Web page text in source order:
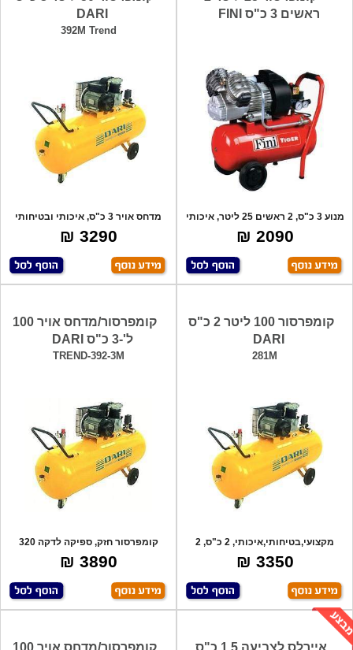
ראשים 3 כ"ס FINI
מנוע 3 כ"ס, 2 ראשים 25 ליטר, איכותי
וחז
2090 ₪
DARI
392M Trend
מדחס אויר 3 כ"ס, איכותי ובטיחותי
תוצרת א
3290 ₪
קומפרסור 100 ליטר 2 כ"ס
DARI
281M
מקצועי,בטיחותי,איכותי, 2 כ"ס, 2
בוכנות,
3350 ₪
קומפרסור/מדחס אויר 100
ל'-3 כ"ס DARI
TREND-392-3M
קומפרסור חזק, ספיקה לדקה 320
ליטר, לחץ א
3890 ₪
איירלס לצביעה 1.5 כ"ס
קומפרסור/מדחס אויר 100